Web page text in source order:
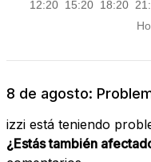
8 de agosto:
izzi está teniendo
¿Estás también